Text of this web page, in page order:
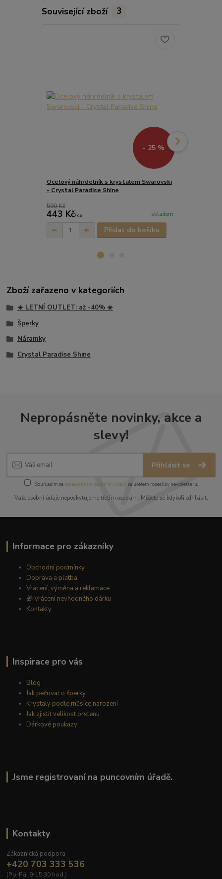
Související zboží 3
- 25 %
Ocelový náhrdelník s krystalem Swarovski
- Crystal Paradise Shine
590 Kč
443 Kč/ks skladem
Přidat do košíku
Zboží zařazeno v kategoriích
☀️ LETNÍ OUTLET: až -40% ☀️
Šperky
Náramky
Crystal Paradise Shine
Nepropásněte novinky, akce a
slevy!
Přihlásit se
Souhlasím se zpracováním osobních údajůza účelem rozesílky newsletteru.
Vaše osobní údaje neposkytujeme třetím osobám. Můžete se kdykoli odhlásit.
Informace pro zákazníky
Obchodní podmínky
Doprava a platba
Vrácení, výměna a reklamace
🎁Vrácení nevhodného dárku
Kontakty
Inspirace pro vás
Blog
Jak pečovat o šperky
Krystaly podle měsíce narození
Jak zjistit velikost prstenu
Dárkové poukazy
Jsme registrovaní na puncovním úřadě.
Kontakty
Zákaznická podpora
+420 703 333 536
(Po-Pá, 9-15:30 hod.)